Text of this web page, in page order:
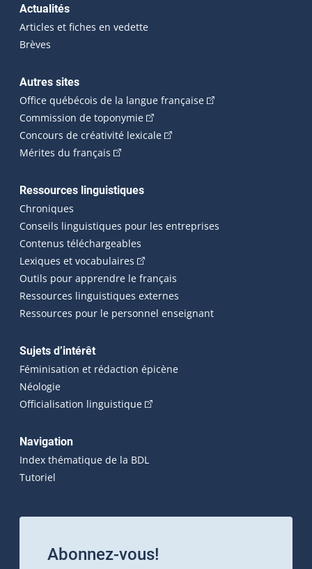
Actualités
Articles et fiches en vedette
Brèves
Autres sites
Office québécois de la langue française(Cet hyperlien
Commission de toponymie(Cet hyperlien externe s'ouvrira
Concours de créativité lexicale(Cet hyperlien externe
Mérites du français (Cet hyperlien externe s'ouvrira dans une
Ressources linguistiques
Chroniques
Conseils linguistiques pour les entreprises
Contenus téléchargeables
Lexiques et vocabulaires (Cet hyperlien externe s'ouvrira
Outils pour apprendre le français
Ressources linguistiques externes
Ressources pour le personnel enseignant
Sujets d’intérêt
Féminisation et rédaction épicène
Néologie
Officialisation linguistique(Cet hyperlien externe s'ouvrira
Navigation
Index thématique de la BDL
Tutoriel
Abonnez-vous!